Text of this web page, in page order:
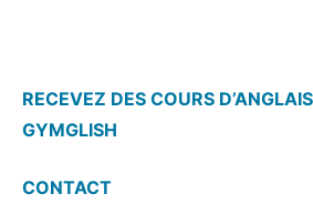
RECEVEZ DES COURS
GYMGLISH
CONTACT